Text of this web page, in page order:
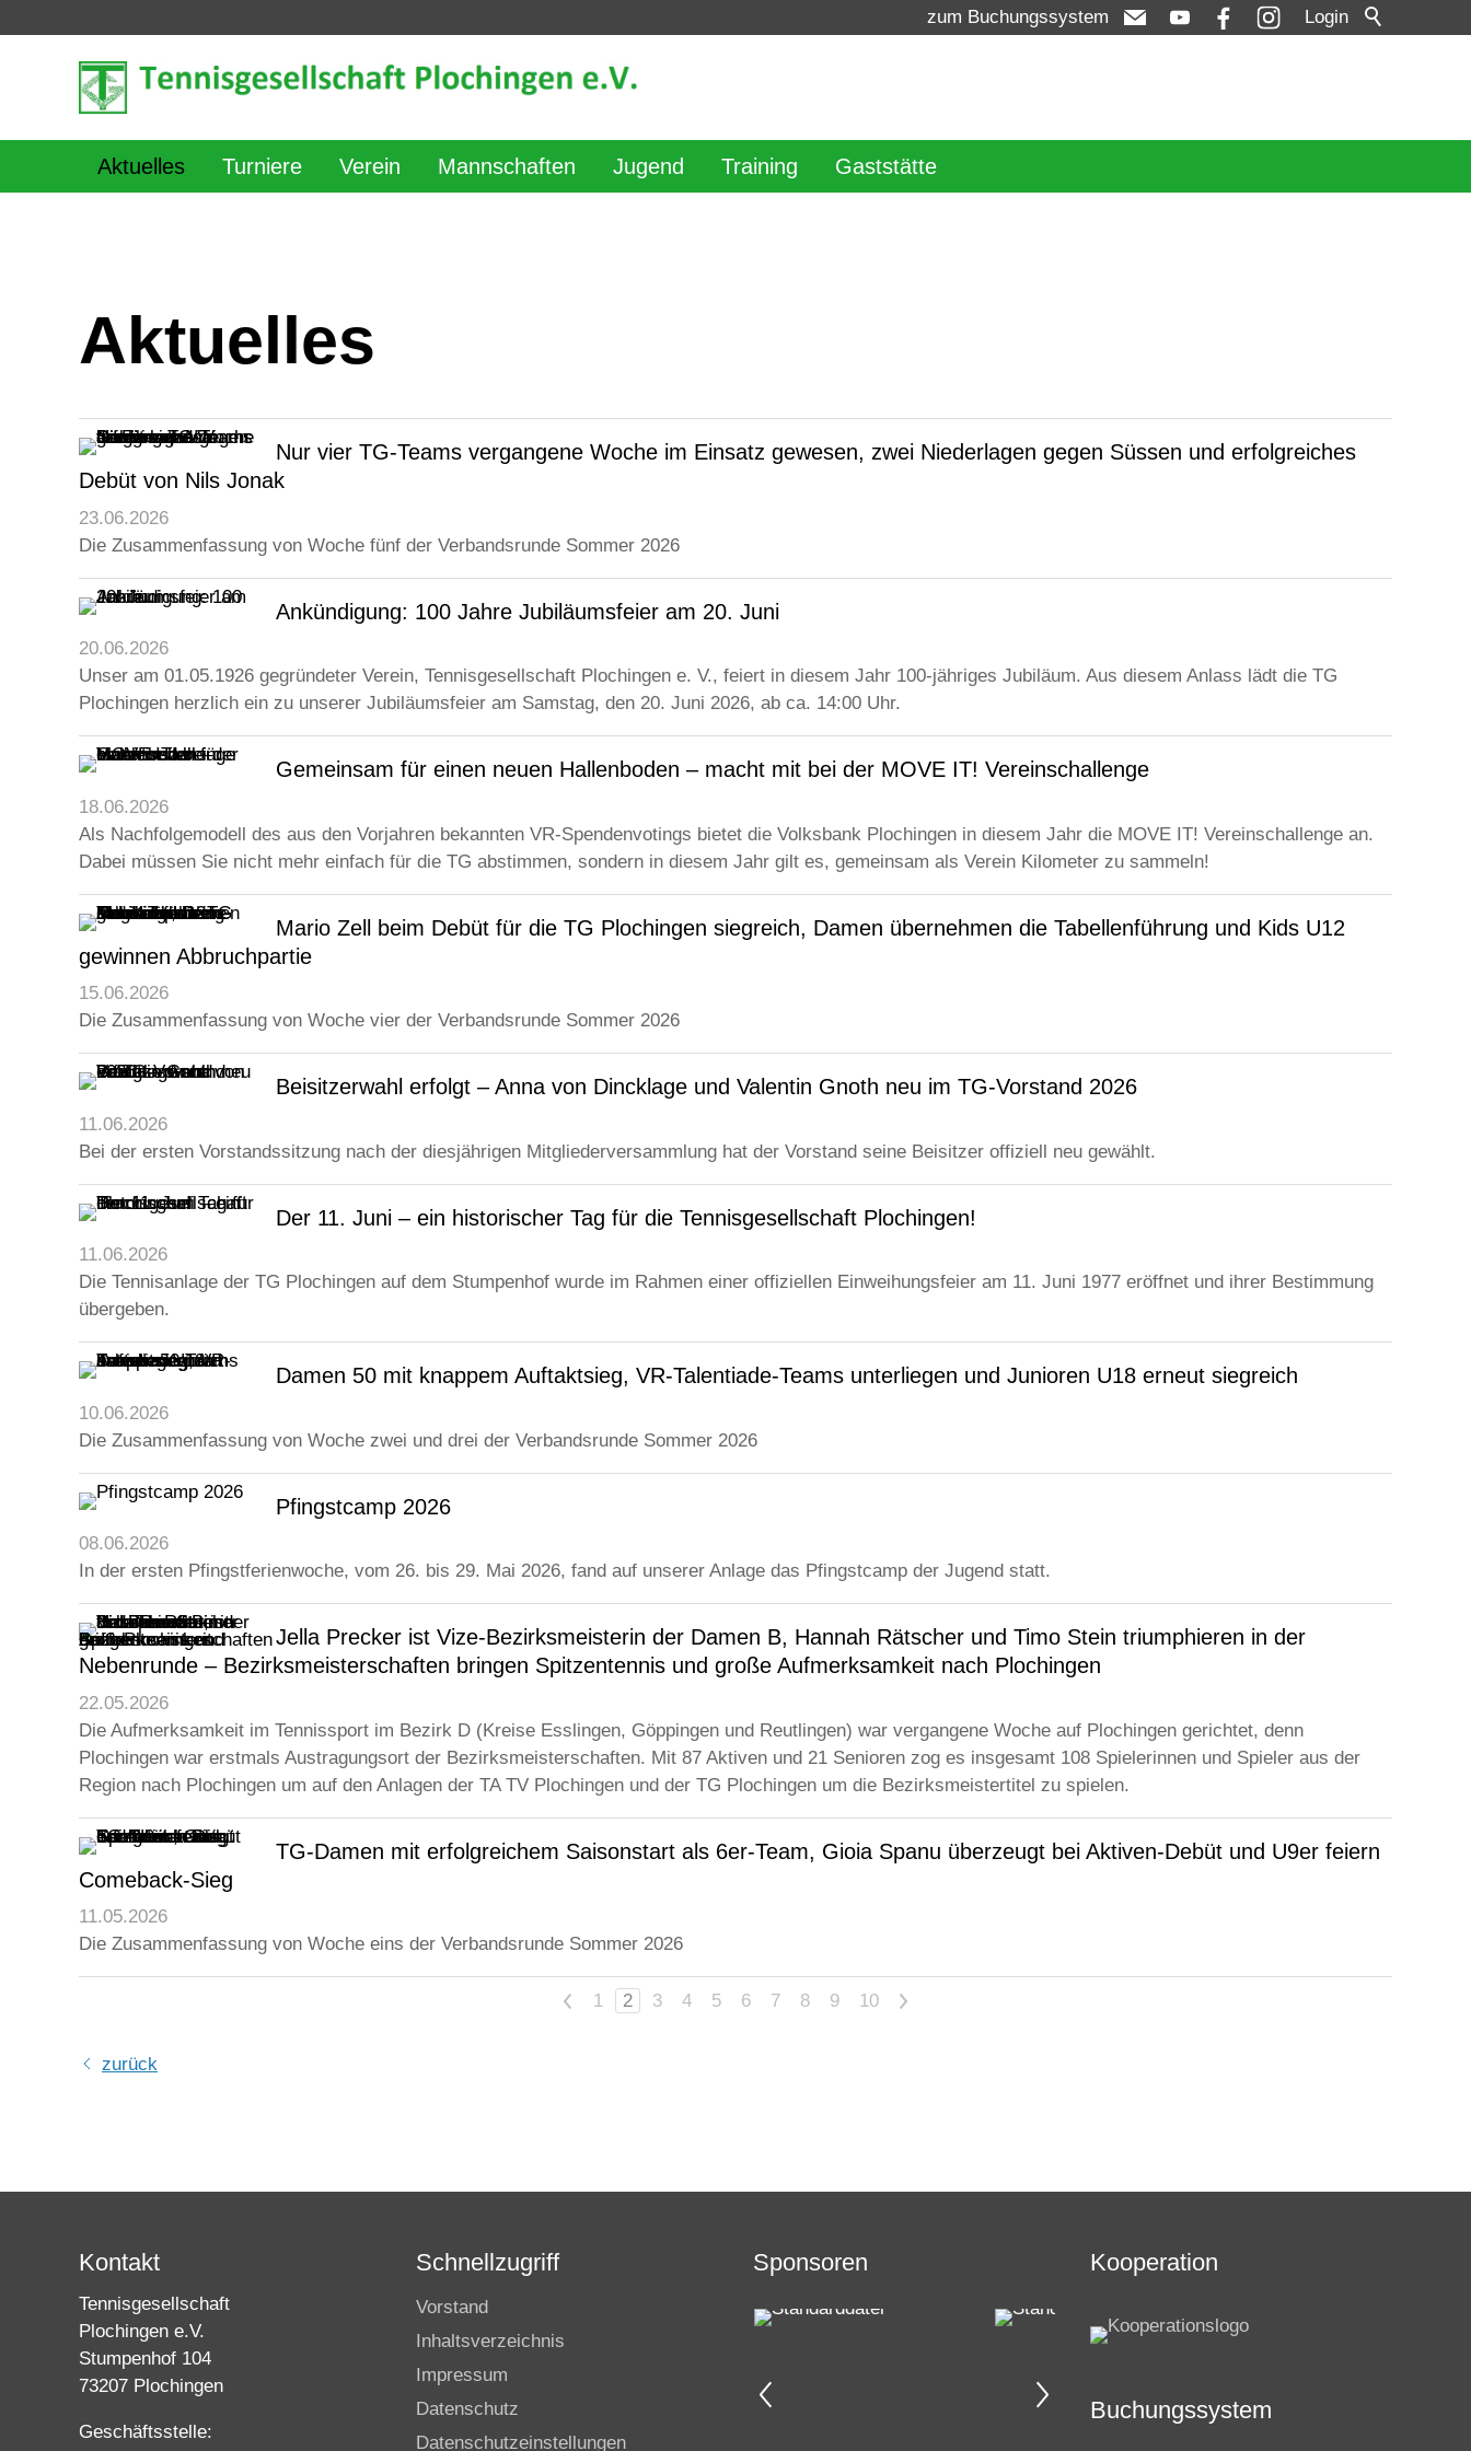
Login
zum Buchungssystem
Aktuelles Turniere Verein Mannschaften Jugend Training Gaststätte
Aktuelles
Nur vier TG-Teams vergangene Woche im Einsatz gewesen, zwei Niederlagen gegen Süssen und erfolgreiches
Debüt von Nils Jonak
23.06.2026
Die Zusammenfassung von Woche fünf der Verbandsrunde Sommer 2026
Ankündigung: 100 Jahre Jubiläumsfeier am 20. Juni
20.06.2026
Unser am 01.05.1926 gegründeter Verein, Tennisgesellschaft Plochingen e. V., feiert in diesem Jahr 100-jähriges Jubiläum. Aus diesem Anlass lädt die TG
Plochingen herzlich ein zu unserer Jubiläumsfeier am Samstag, den 20. Juni 2026, ab ca. 14:00 Uhr.
Gemeinsam für einen neuen Hallenboden – macht mit bei der MOVE IT! Vereinschallenge
18.06.2026
Als Nachfolgemodell des aus den Vorjahren bekannten VR-Spendenvotings bietet die Volksbank Plochingen in diesem Jahr die MOVE IT! Vereinschallenge an.
Dabei müssen Sie nicht mehr einfach für die TG abstimmen, sondern in diesem Jahr gilt es, gemeinsam als Verein Kilometer zu sammeln!
Mario Zell beim Debüt für die TG Plochingen siegreich, Damen übernehmen die Tabellenführung und Kids U12
gewinnen Abbruchpartie
15.06.2026
Die Zusammenfassung von Woche vier der Verbandsrunde Sommer 2026
Beisitzerwahl erfolgt – Anna von Dincklage und Valentin Gnoth neu im TG-Vorstand 2026
11.06.2026
Bei der ersten Vorstandssitzung nach der diesjährigen Mitgliederversammlung hat der Vorstand seine Beisitzer offiziell neu gewählt.
Der 11. Juni – ein historischer Tag für die Tennisgesellschaft Plochingen!
11.06.2026
Die Tennisanlage der TG Plochingen auf dem Stumpenhof wurde im Rahmen einer offiziellen Einweihungsfeier am 11. Juni 1977 eröffnet und ihrer Bestimmung
übergeben.
Damen 50 mit knappem Auftaktsieg, VR-Talentiade-Teams unterliegen und Junioren U18 erneut siegreich
10.06.2026
Die Zusammenfassung von Woche zwei und drei der Verbandsrunde Sommer 2026
Pfingstcamp 2026
08.06.2026
In der ersten Pfingstferienwoche, vom 26. bis 29. Mai 2026, fand auf unserer Anlage das Pfingstcamp der Jugend statt.
Jella Precker ist Vize-Bezirksmeisterin der Damen B, Hannah Rätscher und Timo Stein triumphieren in der
Nebenrunde – Bezirksmeisterschaften bringen Spitzentennis und große Aufmerksamkeit nach Plochingen
22.05.2026
Die Aufmerksamkeit im Tennissport im Bezirk D (Kreise Esslingen, Göppingen und Reutlingen) war vergangene Woche auf Plochingen gerichtet, denn
Plochingen war erstmals Austragungsort der Bezirksmeisterschaften. Mit 87 Aktiven und 21 Senioren zog es insgesamt 108 Spielerinnen und Spieler aus der
Region nach Plochingen um auf den Anlagen der TA TV Plochingen und der TG Plochingen um die Bezirksmeistertitel zu spielen.
TG-Damen mit erfolgreichem Saisonstart als 6er-Team, Gioia Spanu überzeugt bei Aktiven-Debüt und U9er feiern
Comeback-Sieg
11.05.2026
Die Zusammenfassung von Woche eins der Verbandsrunde Sommer 2026
< 1 2 3 4 5 6 7 8 9 10 >
zurück
Kontakt
Tennisgesellschaft
Plochingen e.V.
Stumpenhof 104
73207 Plochingen
Geschäftsstelle:
Schnellzugriff
Vorstand
Inhaltsverzeichnis
Impressum
Datenschutz
Datenschutzeinstellungen
Sponsoren Kooperation
Buchungssystem